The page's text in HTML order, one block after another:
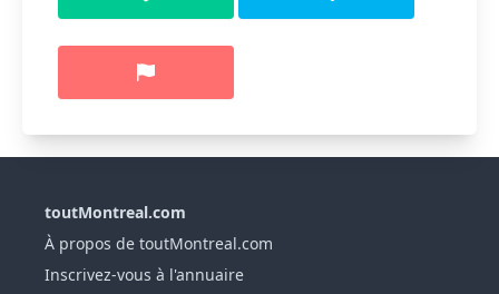
toutMontreal.com
À propos de toutMontreal.com
Inscrivez-vous à l'annuaire